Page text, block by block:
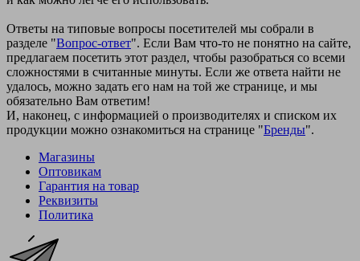
Ответы на типовые вопросы посетителей мы собрали в
разделе "Вопрос-ответ". Если Вам что-то не понятно на сайте,
предлагаем посетить этот раздел, чтобы разобраться со всеми
сложностями в считанные минуты. Если же ответа найти не
удалось, можно задать его нам на той же странице, и мы
обязательно Вам ответим!
И, наконец, с информацией о производителях и списком их
продукции можно ознакомиться на странице "Бренды".
Магазины
Оптовикам
Гарантия на товар
Реквизиты
Политика